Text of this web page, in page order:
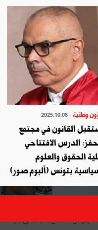
ومن القطاع الجامعي
وطنية - 2025.10.08
القانون في مجتمع
الدرس الافتتاحي
الحقوق والعلوم
بتونس (ألبوم صور)